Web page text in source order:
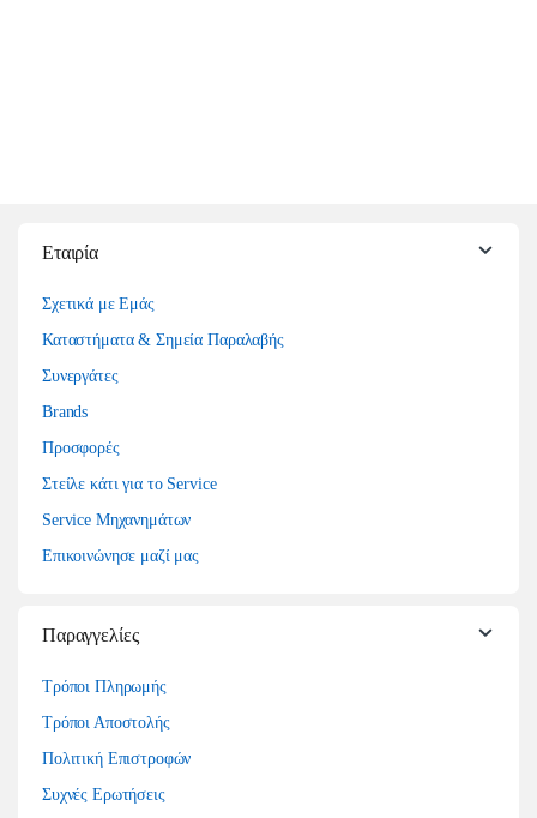
Εταιρία
Σχετικά με Εμάς
Καταστήματα & Σημεία Παραλαβής
Συνεργάτες
Brands
Προσφορές
Στείλε κάτι για το Service
Service Μηχανημάτων
Επικοινώνησε μαζί μας
Παραγγελίες
Τρόποι Πληρωμής
Τρόποι Αποστολής
Πολιτική Επιστροφών
Συχνές Ερωτήσεις